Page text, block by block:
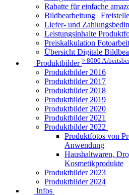
Rabatte für einfache
Bildbearbeitung |
Liefer- und
Leistungsinhalte
Preiskalkulation
Übersicht Digitale
Produktbilder > 8000
Produktbilder 2016
Produktbilder 2017
Produktbilder 2018
Produktbilder 2019
Produktbilder 2020
Produktbilder 2021
Produktbilder 2022
Produktfotos von
Anwendung
Haushaltwaren,
Kosmetikprodukte
Produktbilder 2023
Produktbilder 2024
Infos